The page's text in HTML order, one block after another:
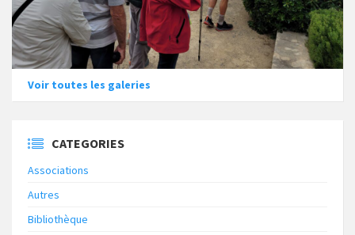
Voir toutes les galeries
CATEGORIES
Associations
Autres
Bibliothèque